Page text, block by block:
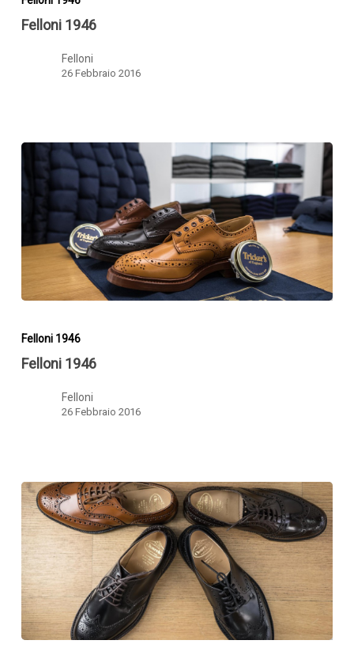
Felloni 1946
Felloni
26 Febbraio 2016
1946
Felloni 1946
Felloni 1946
Felloni
26 Febbraio 2016